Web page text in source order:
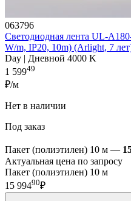
063796
Светодиодная лента UL-
W/m, IP20, 10m) (Arlight, 7
Day | Дневной 4000 K
1 59949
₽/м
Нет в наличии
Под заказ
Пакет (полиэтилен) 10 м —
Актуальная цена по запросу
Пакет (полиэтилен) 10 м
15 99490₽